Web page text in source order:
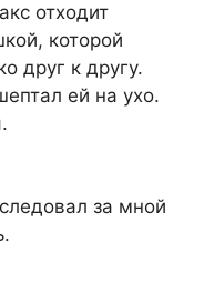
отходит
которой
друг к другу.
ей на ухо.
за мной